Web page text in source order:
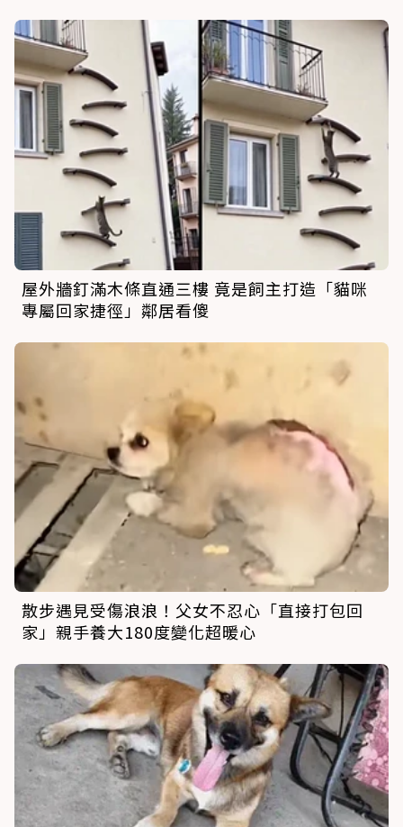
屋外牆釘滿木條直通三樓 竟是飼主打造「貓咪
專屬回家捷徑」鄰居看傻
散步遇見受傷浪浪！父女不忍心「直接打包回
家」親手養大180度變化超暖心